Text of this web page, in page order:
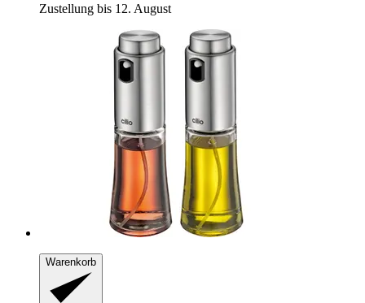
Zustellung bis 12. August
Warenkorb